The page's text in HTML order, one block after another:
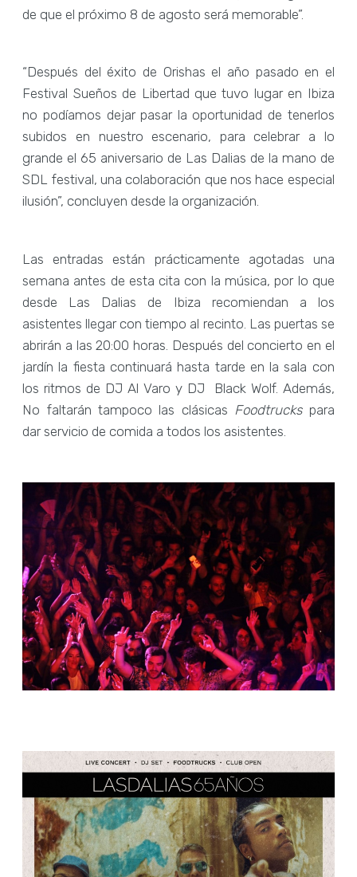
de que el próximo 8 de agosto será memorable”.
“Después del éxito de Orishas el año pasado en el
Festival Sueños de Libertad que tuvo lugar en Ibiza
no podíamos dejar pasar la oportunidad de tenerlos
subidos en nuestro escenario, para celebrar a lo
grande el 65 aniversario de Las Dalias de la mano de
SDL festival, una colaboración que nos hace especial
ilusión”, concluyen desde la organización.
Las entradas están prácticamente agotadas una
semana antes de esta cita con la música, por lo que
desde Las Dalias de Ibiza recomiendan a los
asistentes llegar con tiempo al recinto. Las puertas se
abrirán a las 20:00 horas. Después del concierto en el
jardín la fiesta continuará hasta tarde en la sala con
los ritmos de DJ Al Varo y DJ Black Wolf. Además,
No faltarán tampoco las clásicas Foodtruckspara
dar servicio de comida a todos los asistentes.